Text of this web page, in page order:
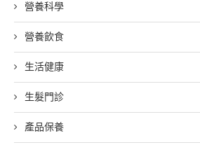
營養科學
營養飲食
生活健康
生髮門診
產品保養